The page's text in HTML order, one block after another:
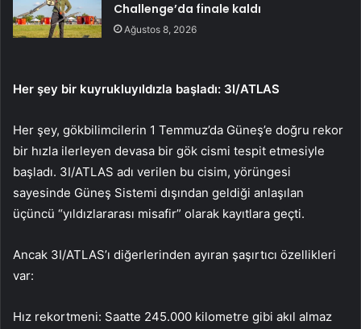
Challenge’da finale kaldı
Ağustos 8, 2026
Her şey bir kuyrukluyıldızla başladı: 3I/ATLAS
Her şey, gökbilimcilerin 1 Temmuz’da Güneş’e doğru rekor
bir hızla ilerleyen devasa bir gök cismi tespit etmesiyle
başladı. 3I/ATLAS adı verilen bu cisim, yörüngesi
sayesinde Güneş Sistemi dışından geldiği anlaşılan
üçüncü “yıldızlararası misafir” olarak kayıtlara geçti.
Ancak 3I/ATLAS’ı diğerlerinden ayıran şaşırtıcı özellikleri
var:
Hız rekortmeni: Saatte 245.000 kilometre gibi akıl almaz